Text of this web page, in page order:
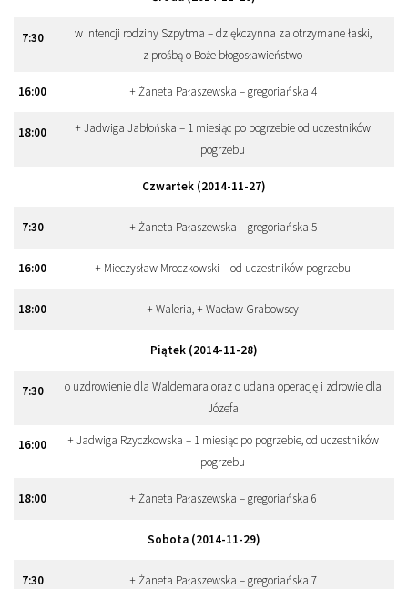
7:30
w intencji rodziny Szpytma – dziękczynna za otrzymane łaski,
z prośbą o Boże błogosławieństwo
16:00 + Żaneta Pałaszewska – gregoriańska 4
18:00
+ Jadwiga Jabłońska – 1 miesiąc po pogrzebie od uczestników
pogrzebu
Czwartek (2014-11-27)
7:30 + Żaneta Pałaszewska – gregoriańska 5
16:00 + Mieczysław Mroczkowski – od uczestników pogrzebu
18:00 + Waleria, + Wacław Grabowscy
Piątek (2014-11-28)
7:30
o uzdrowienie dla Waldemara oraz o udana operację i zdrowie dla
Józefa
16:00
+ Jadwiga Rzyczkowska – 1 miesiąc po pogrzebie, od uczestników
pogrzebu
18:00 + Żaneta Pałaszewska – gregoriańska 6
Sobota (2014-11-29)
7:30 + Żaneta Pałaszewska – gregoriańska 7